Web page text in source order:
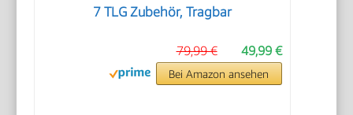
7 TLG Zubehör, Tragbar
49,99 €
79,99 €
Bei Amazon ansehen